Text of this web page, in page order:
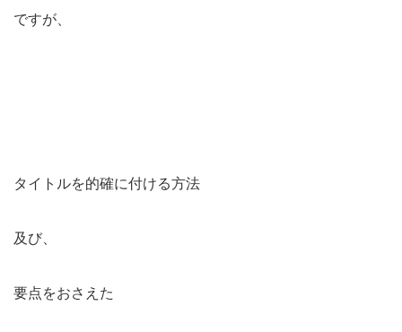
ですが、
タイトルを的確に付ける方法
及び、
要点をおさえた